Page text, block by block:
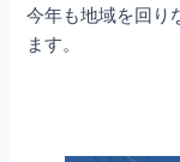
今年も地域を回り
ます。